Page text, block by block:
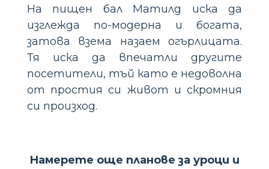
На пищен бал Матилд иска да
изглежда по-модерна и богата,
затова взема назаем огърлицата.
Тя иска да впечатли другите
посетители, тъй като е недоволна
от простия си живот и скромния
си произход.
Намерете още планове за уроци и